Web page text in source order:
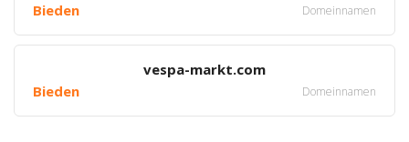
Bieden
Domeinnamen
vespa-markt.com
Bieden
Domeinnamen